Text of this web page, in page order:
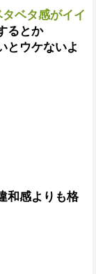
ベタ感がイイ
るとか
とウケないよ
和感よりも格